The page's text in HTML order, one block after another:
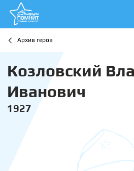
Архив геров
Козловский
Иванович
1927